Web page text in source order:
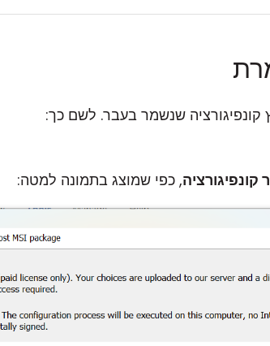
שנשמר בעבר. לשם כך:
קונפיגורציה, כפי שמוצג בתמונה למטה: